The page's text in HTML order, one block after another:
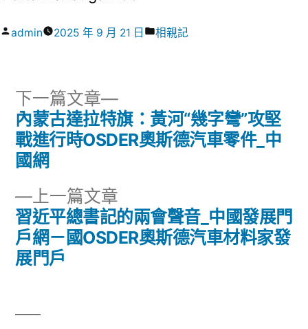
作
admin 2025 年 9 月 21 日
分
相親記
文
章
導
覽
上一篇文章
一
篇
習近平總書記的兩會聲音_中國發展門
戶網－國OSDER奧斯德汽車材料家發
展門戶
下一篇文章
下
一
篇
內蒙古達拉特旗：黃河“幾字彎”攻堅
戰進行時OSDER奧斯德汽車零件_中
國網